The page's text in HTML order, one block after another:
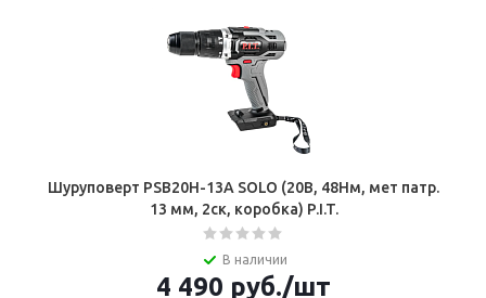
Шуруповерт PSB20H-13A SOLO (20В, 48Нм, мет патр.
13 мм, 2ск, коробка) P.I.T.
В наличии
4 490 руб./шт